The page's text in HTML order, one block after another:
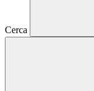
Cerca